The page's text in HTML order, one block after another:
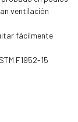
ventilación
fácilmente
F1952-15